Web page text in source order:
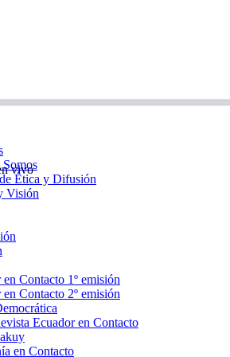
vivo
Somos
Ética y Difusión
Visión
Contacto 1º emisión
Contacto 2º emisión
Ecuador en Contacto
en Contacto